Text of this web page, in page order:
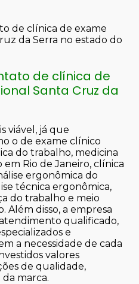
de clínica de exame
da Serra no estado do
de clínica de
Santa Cruz da
viável, já que
o de exame clínico
do trabalho, medicina
Rio de Janeiro, clínica
ergonômica do
técnica ergonômica,
do trabalho e meio
Além disso, a empresa
qualificado,
e
a necessidade de cada
valores
de qualidade,
marca.